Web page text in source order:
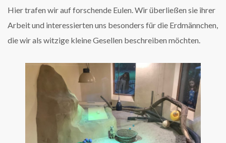
Hier trafen wir auf forschende Eulen. Wir überließen sie ihrer
Arbeit und interessierten uns besonders für die Erdmännchen,
die wir als witzige kleine Gesellen beschreiben möchten.